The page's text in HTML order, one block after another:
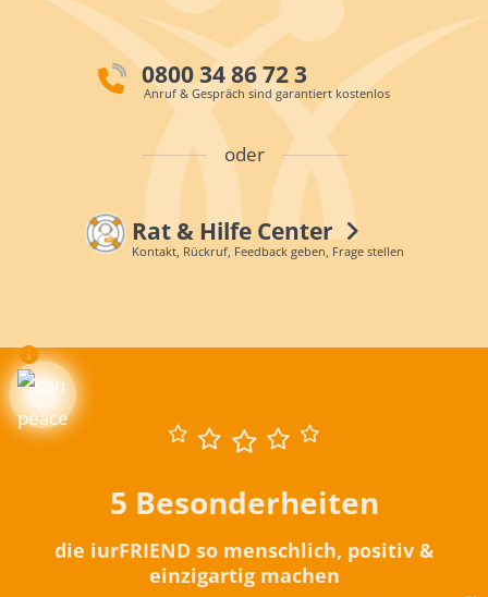
0800 34 86 72 3
Anruf & Gespräch sind garantiert kostenlos
oder
Rat & Hilfe Center
Kontakt, Rückruf, Feedback geben, Frage stellen
5 Besonderheiten
die iurFRIEND so menschlich, positiv &
einzigartig machen